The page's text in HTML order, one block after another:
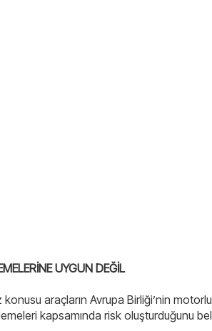
UYGUN DEĞİL
konusu araçların Avrupa Birliği’nin
kapsamında risk oluşturduğunu